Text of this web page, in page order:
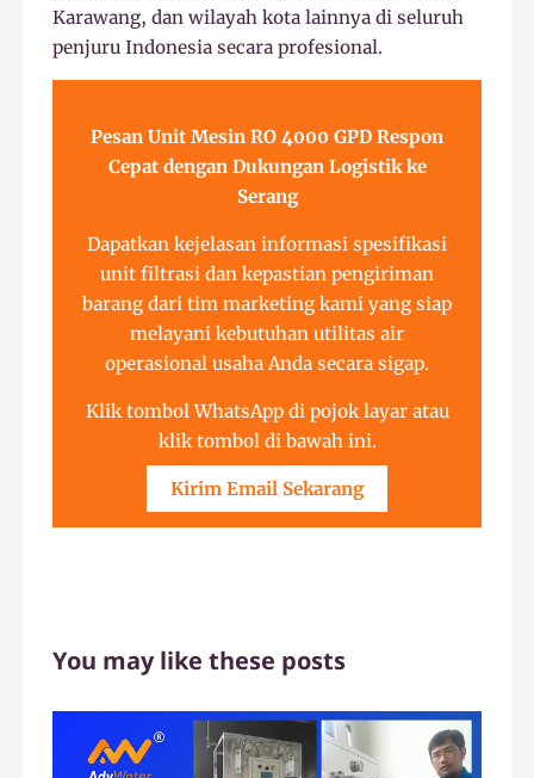
Karawang, dan wilayah kota lainnya di seluruh
penjuru Indonesia secara profesional.
Pesan Unit Mesin RO 4000 GPD Respon
Cepat dengan Dukungan Logistik ke
Serang
Dapatkan kejelasan informasi spesifikasi
unit filtrasi dan kepastian pengiriman
barang dari tim marketing kami yang siap
melayani kebutuhan utilitas air
operasional usaha Anda secara sigap.
Klik tombol WhatsApp di pojok layar atau
klik tombol di bawah ini.
Kirim Email Sekarang
You may like these posts